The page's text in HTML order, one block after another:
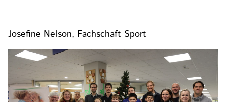
Josefine Nelson, Fachschaft Sport